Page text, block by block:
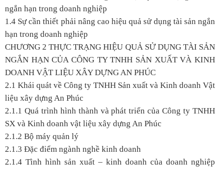
ngắn hạn trong doanh nghiệp
1.4 Sự cần thiết phải nâng cao hiệu quả sử dụng tài sản ngắn
hạn trong doanh nghiệp
CHƯƠNG 2 THỰC TRẠNG HIỆU QUẢ SỬ DỤNG TÀI SẢN
NGẮN HẠN CỦA CÔNG TY TNHH SẢN XUẤT VÀ KINH
DOANH VẬT LIỆU XÂY DỰNG AN PHÚC
2.1 Khái quát về Công ty TNHH Sản xuất và Kinh doanh Vật
liệu xây dựng An Phúc
2.1.1 Quá trình hình thành và phát triển của Công ty TNHH
SX và Kinh doanh vật liệu xây dựng An Phúc
2.1.2 Bộ máy quản lý
2.1.3 Đặc điểm ngành nghề kinh doanh
2.1.4 Tình hình sản xuất – kinh doanh của doanh nghiệp